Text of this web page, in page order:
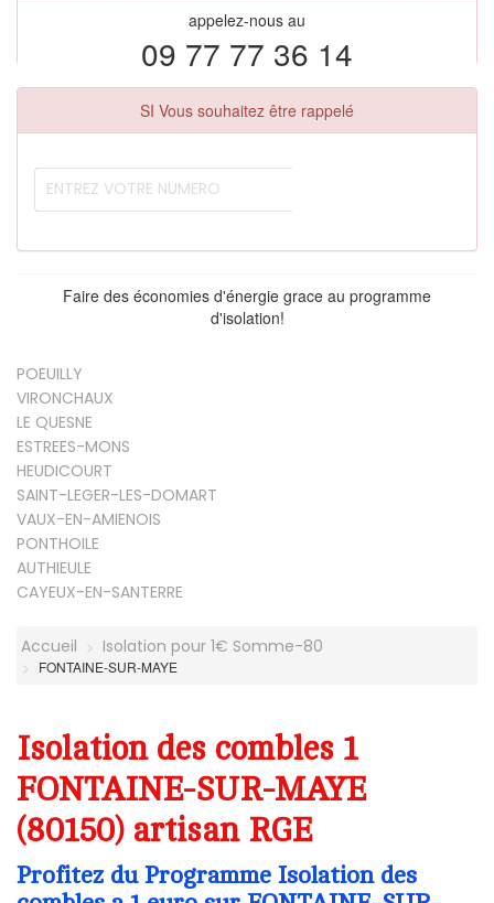
appelez-nous au
09 77 77 36 14
SI Vous souhaitez être rappelé
Faire des économies d'énergie grace au programme
d'isolation!
POEUILLY
VIRONCHAUX
LE QUESNE
ESTREES-MONS
HEUDICOURT
SAINT-LEGER-LES-DOMART
VAUX-EN-AMIENOIS
PONTHOILE
AUTHIEULE
CAYEUX-EN-SANTERRE
Accueil Isolation pour 1€ Somme-80
FONTAINE-SUR-MAYE
Isolation des combles 1
FONTAINE-SUR-MAYE
(80150) artisan RGE
Profitez du Programme Isolation des